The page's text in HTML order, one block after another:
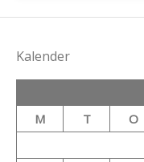
Kalender
M
T O